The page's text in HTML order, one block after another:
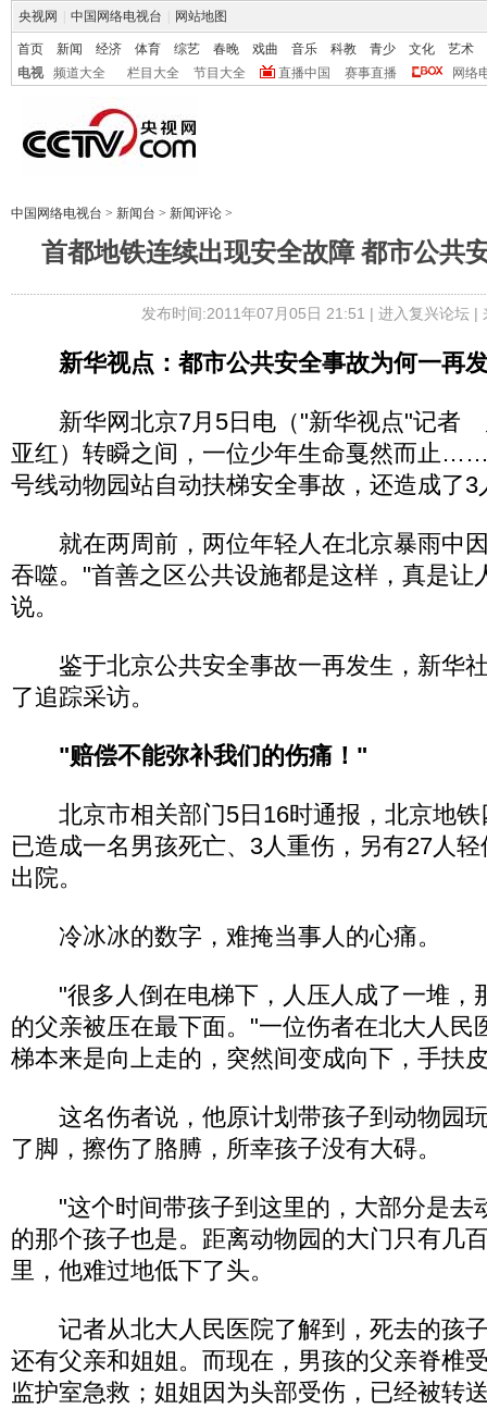
央视网 中国网络电视台 网站地图
首页 新闻 经济 体育 综艺 春晚 戏曲 音乐 科教 青少 文化
艺术
电视
频道大全 栏目大全 节目大全 直播中国 赛事直播 网络
中国网络电视台 > 新闻台 > 新闻评论 >
首都地铁连续出现安全故障 都市公共
发布时间:2011年07月05日 21:51 | 进入复兴论坛|
新华视点：都市公共安全事故为何一再
新华网北京7月5日电（"新华视点"记者
亚红）转瞬之间，一位少年生命戛然而止
号线动物园站自动扶梯安全事故，还造成了
就在两周前，两位年轻人在北京暴雨中
吞噬。"首善之区公共设施都是这样，真是让
说。
鉴于北京公共安全事故一再发生，新华
了追踪采访。
"赔偿不能弥补我们的伤痛！"
北京市相关部门5日16时通报，北京地铁
已造成一名男孩死亡、3人重伤，另有27人
出院。
冷冰冰的数字，难掩当事人的心痛。
"很多人倒在电梯下，人压人成了一堆，
的父亲被压在最下面。"一位伤者在北大人民
梯本来是向上走的，突然间变成向下，手扶
这名伤者说，他原计划带孩子到动物园
了脚，擦伤了胳膊，所幸孩子没有大碍。
"这个时间带孩子到这里的，大部分是去
的那个孩子也是。距离动物园的大门只有
里，他难过地低下了头。
记者从北大人民医院了解到，死去的孩
还有父亲和姐姐。而现在，男孩的父亲脊椎
监护室急救；姐姐因为头部受伤，已经被转